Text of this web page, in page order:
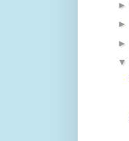
►
►
►
▼